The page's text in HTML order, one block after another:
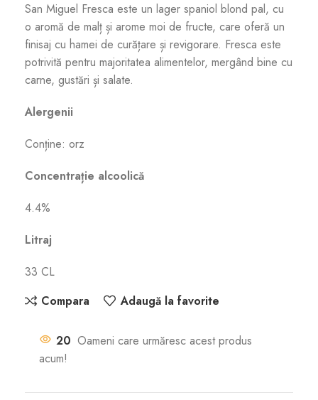
San Miguel Fresca este un lager spaniol blond pal, cu
o aromă de malț și arome moi de fructe, care oferă un
finisaj cu hamei de curățare și revigorare. Fresca este
potrivită pentru majoritatea alimentelor, mergând bine cu
carne, gustări și salate.
Alergenii
Conține: orz
Concentrație alcoolică
4.4%
Litraj
33 CL
Compara
Adaugă la favorite
20 Oameni care urmăresc acest produs
acum!